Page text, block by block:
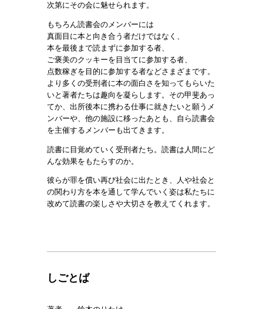
次第にその会に魅せられます。
もちろん読書会のメンバーには
真面目に本と向き合う者だけではなく、
本を最後まで読まずに参加する者、
ご褒美のクッキーを目当てに参加する者、
点数稼ぎを目的に参加する者などさまざまです。
より多くの受刑者に本の面白さを知ってもらいた
いと著者たちは趣向を凝らします。その甲斐あっ
てか、出所後本に携わる仕事に就きたいと願うメ
ンバーや、他の施設に移ったあとも、自ら読書会
を主催するメンバーも出てきます。
読書に目覚めていく受刑者たち。読書は人間にど
んな効果をもたらすのか。
彼らが罪を償い再び社会に出たとき、人や社会と
の関わり方を本を通して学んでいく姿は私たちに
改めて読書の楽しさや大切さを教えてくれます。
しごとば